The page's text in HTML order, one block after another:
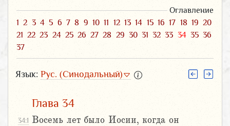
Оглавление
1 2 3 4 5 6 7 8 9 10 11 12 13 14 15 16 17 18 19 20
21 22 23 24 25 26 27 28 29 30 31 32 33 34 35 36
37
Язык: Рус. (Синодальный)
Глава 34
34:1 Восемь лет было Иосии, когда он